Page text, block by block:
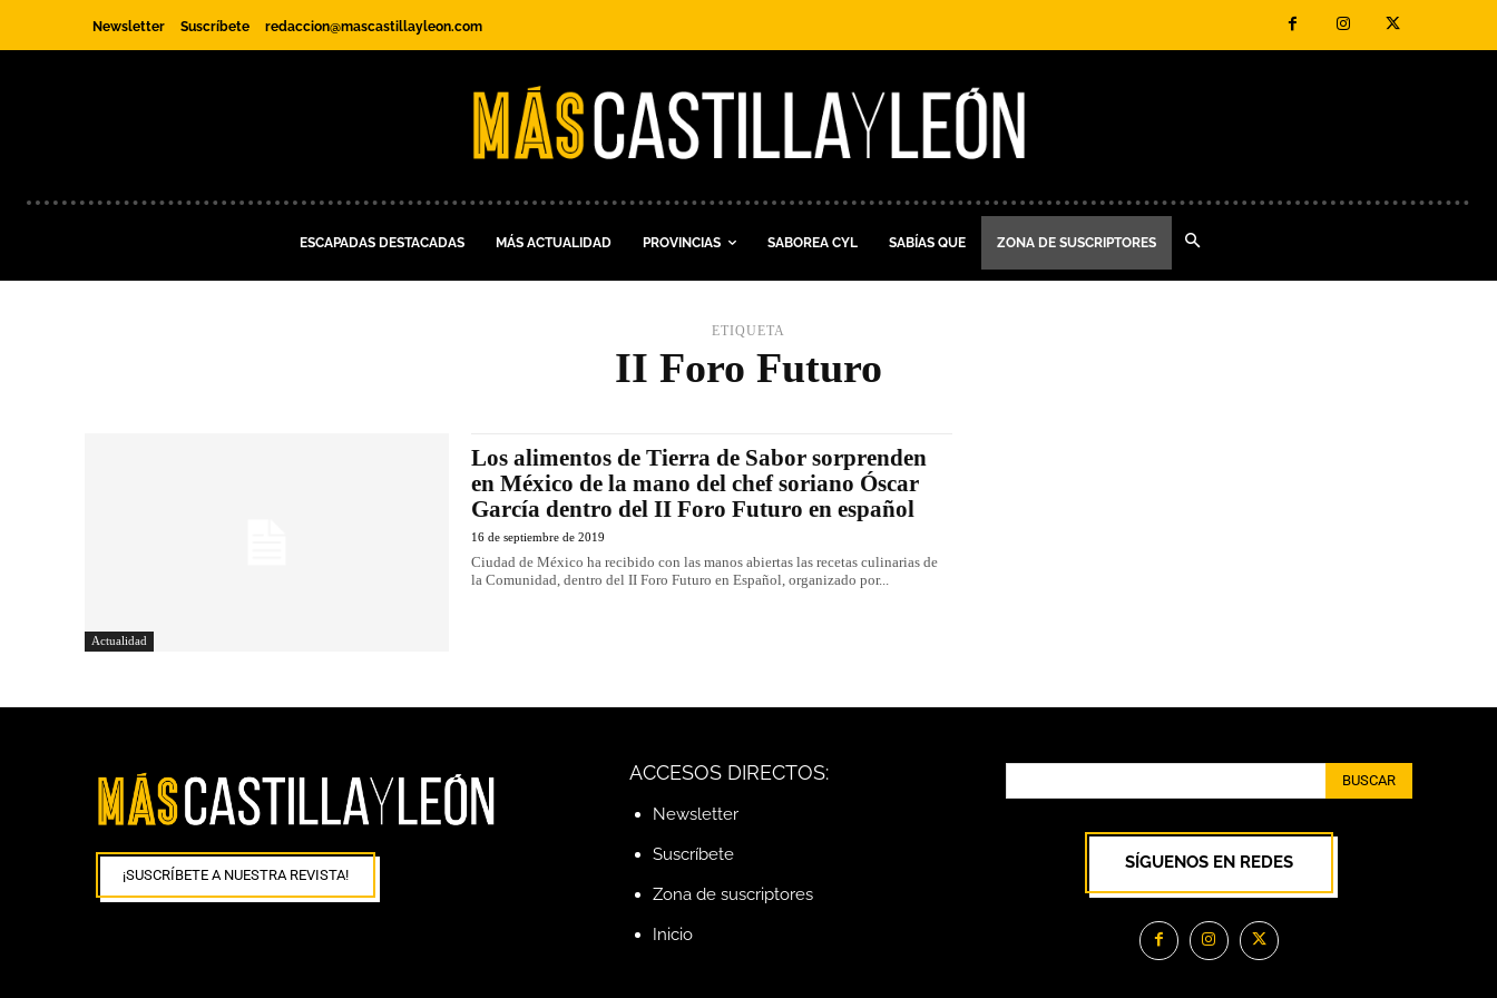
Newsletter Suscríbete redaccion@mascastillayleon.com
ESCAPADAS DESTACADAS MÁS ACTUALIDAD PROVINCIAS SABOREA CYL SABÍAS QUE ZONA DE SUSCRIPTORES
ETIQUETA
II Foro Futuro
Actualidad
Los alimentos de Tierra de Sabor sorprenden
en México de la mano del chef soriano Óscar
García dentro del II Foro Futuro en español
16 de septiembre de 2019
Ciudad de México ha recibido con las manos abiertas las recetas culinarias de
la Comunidad, dentro del II Foro Futuro en Español, organizado por...
¡SUSCRÍBETE A NUESTRA REVISTA!
ACCESOS DIRECTOS:
Newsletter
Suscríbete
Zona de suscriptores
Inicio
BUSCAR
SÍGUENOS EN REDES